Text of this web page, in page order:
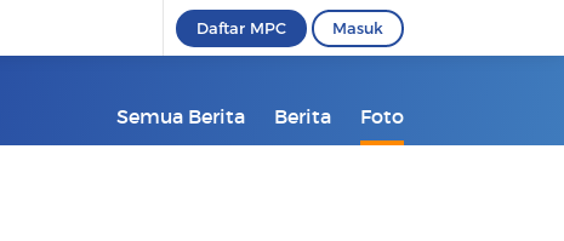
Daftar MPC Masuk
Semua Berita Berita Foto